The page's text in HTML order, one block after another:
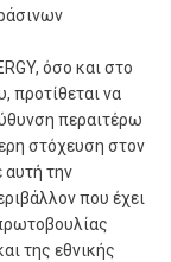
όσο και στο
προτίθεται να
περαιτέρω
στόχευση στον
την
που έχει
της εθνικής